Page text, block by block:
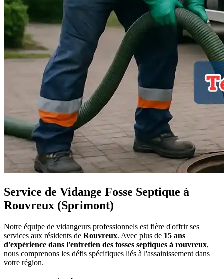
Service de Vidange Fosse Septique à
Rouvreux (Sprimont)
Notre équipe de vidangeurs professionnels est fière d'offrir ses
services aux résidents de Rouvreux. Avec plus de 15 ans
d'expérience dans l'entretien des fosses septiques à rouvreux,
nous comprenons les défis spécifiques liés à l'assainissement dans
votre région.